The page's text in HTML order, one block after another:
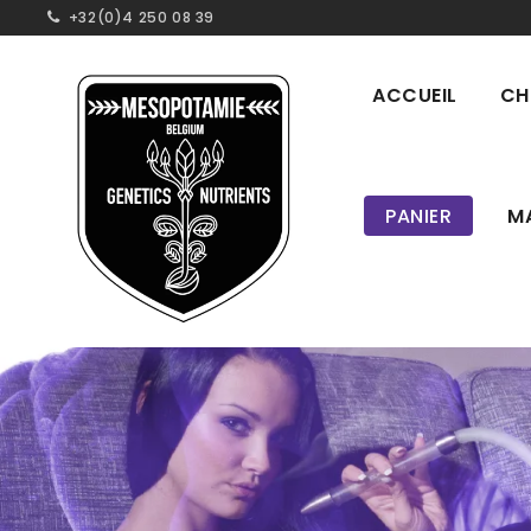
+32(0)4 250 08 39
ACCUEIL
PANIER